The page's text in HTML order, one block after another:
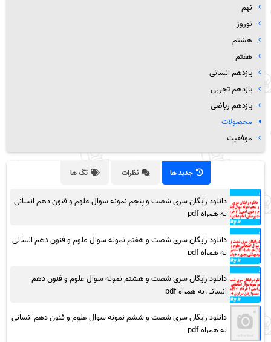
نهم
نوروز
هشتم
هفتم
یازدهم انسانی
یازدهم تجربی
یازدهم ریاضی
محصولات
موفقیت
جدید ها نظرات تگ ها
دانلود رایگان سری شصت و پنجم نمونه سوال علوم و فنون دهم انسانی
به همراه pdf
دانلود رایگان سری شصت و هفتم نمونه سوال علوم و فنون دهم انسانی
به همراه pdf
دانلود رایگان سری شصت و هشتم نمونه سوال علوم و فنون دهم
انسانی به همراه pdf
دانلود رایگان سری شصت و ششم نمونه سوال علوم و فنون دهم انسانی
به همراه pdf